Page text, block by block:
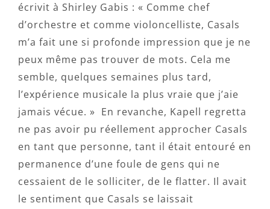
écrivit à Shirley Gabis : « Comme chef
d’orchestre et comme violoncelliste, Casals
m’a fait une si profonde impression que je ne
peux même pas trouver de mots. Cela me
semble, quelques semaines plus tard,
l’expérience musicale la plus vraie que j’aie
jamais vécue. » En revanche, Kapell regretta
ne pas avoir pu réellement approcher Casals
en tant que personne, tant il était entouré en
permanence d’une foule de gens qui ne
cessaient de le solliciter, de le flatter. Il avait
le sentiment que Casals se laissait